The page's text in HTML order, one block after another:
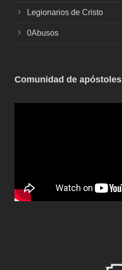
Legionarios de Cristo
0Abusos
Comunidad de apóstoles